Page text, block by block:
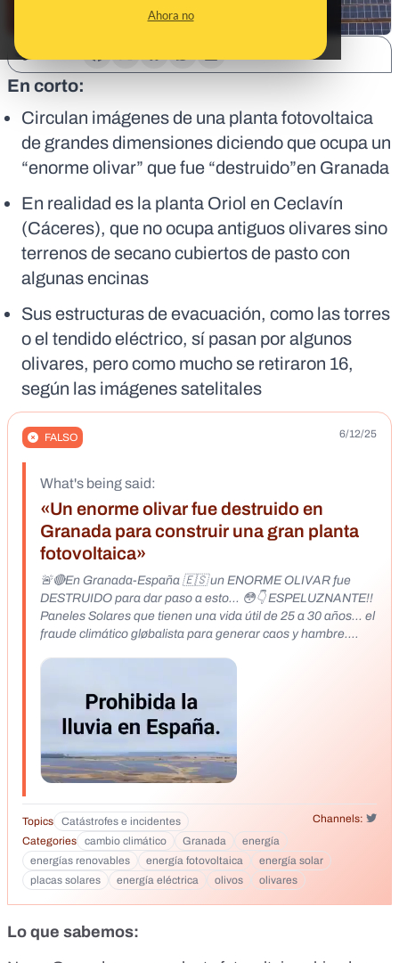
Ahora no
En corto:
Circulan imágenes de una planta fotovoltaica
de grandes dimensiones diciendo que ocupa un
“enorme olivar” que fue “destruido”en Granada
En realidad es la planta Oriol en Ceclavín
(Cáceres), que no ocupa antiguos olivares sino
terrenos de secano cubiertos de pasto con
algunas encinas
Sus estructuras de evacuación, como las torres
o el tendido eléctrico, sí pasan por algunos
olivares, pero como mucho se retiraron 16,
según las imágenes satelitales
FALSO 6/12/25
What's being said:
«Un enorme olivar fue destruido en
Granada para construir una gran planta
fotovoltaica»
🚨🔴En Granada-España 🇪🇸 un ENORME OLIVAR fue
DESTRUIDO para dar paso a esto... 😳👇 ESPELUZNANTE!!
Paneles Solares que tienen una vida útil de 25 a 30 años... el
fraude climático gløbalista para generar caos y hambre.
fotovoltaicos, como parte de un plan gløbalista. ESCASEZ
ESPELUZNANTE de todo esto, es el impulso que se está
realizando de esta agenda criminal por parte de los políticos
vendidos ⚔️🔥 Un olivar destruido en granada para dar paso
a esto. Haz correr la voz para que no suceda también en
Jaén.
Topics Catástrofes e incidentes
Channels:
Categories
cambio climático Granada
energía
energías renovables
energía fotovoltaica
energía solar
placas solares
energía eléctrica olivos olivares
Lo que sabemos: